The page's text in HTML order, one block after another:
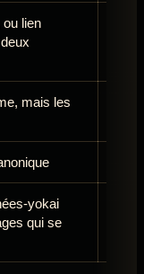
lien
mais les
yokai
qui se